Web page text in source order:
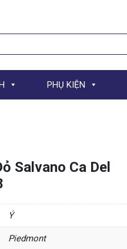
PHỤ KIỆN
Salvano Ca Del
Ý
Piedmont